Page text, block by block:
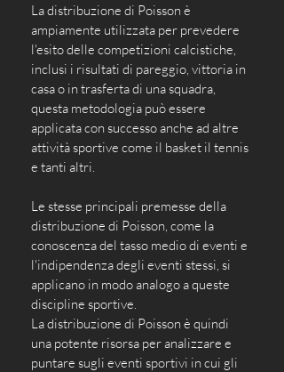
La distribuzione di Poisson è
ampiamente utilizzata per prevedere
l'esito delle competizioni calcistiche,
inclusi i risultati di pareggio, vittoria in
casa o in trasferta di una squadra,
questa metodologia può essere
applicata con successo anche ad altre
attività sportive come il basket il tennis
e tanti altri.
Le stesse principali premesse della
distribuzione di Poisson, come la
conoscenza del tasso medio di eventi e
l'indipendenza degli eventi stessi, si
applicano in modo analogo a queste
discipline sportive.
La distribuzione di Poisson è quindi
una potente risorsa per analizzare e
puntare sugli eventi sportivi in cui gli